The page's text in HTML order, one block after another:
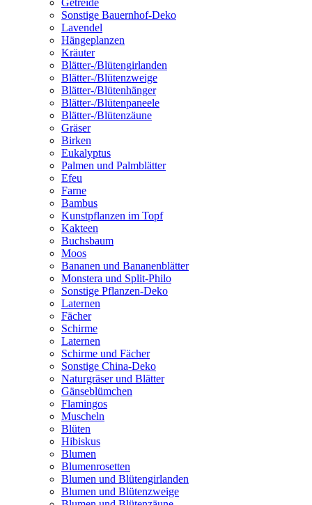
Sonstige Bauernhof-Deko
Lavendel
Hängeplanzen
Kräuter
Blätter-/Blütengirlanden
Blätter-/Blütenzweige
Blätter-/Blütenhänger
Blätter-/Blütenpaneele
Blätter-/Blütenzäune
Gräser
Birken
Eukalyptus
Palmen und Palmblätter
Efeu
Farne
Bambus
Kunstpflanzen im Topf
Kakteen
Buchsbaum
Moos
Bananen und Bananenblätter
Monstera und Split-Philo
Sonstige Pflanzen-Deko
Laternen
Fächer
Schirme
Laternen
Schirme und Fächer
Sonstige China-Deko
Naturgräser und Blätter
Gänseblümchen
Flamingos
Muscheln
Blüten
Hibiskus
Blumen
Blumenrosetten
Blumen und Blütengirlanden
Blumen und Blütenzweige